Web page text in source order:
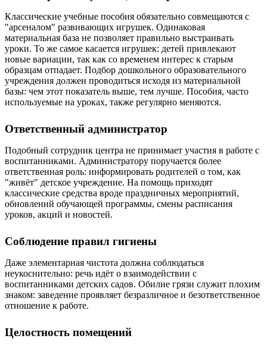
Классические учебные пособия обязательно совмещаются с
"арсеналом" развивающих игрушек. Одинаковая
материальная база не позволяет правильно выстраивать
уроки. То же самое касается игрушек: детей привлекают
новые вариации, так как со временем интерес к старым
образцам отпадает. Подбор дошкольного образовательного
учреждения должен проводиться исходя из материальной
базы: чем этот показатель выше, тем лучше. Пособия, часто
используемые на уроках, также регулярно меняются.
Ответственный администратор
Подобный сотрудник центра не принимает участия в работе с
воспитанниками. Администратору поручается более
ответственная роль: информировать родителей о том, как
"живёт" детское учреждение. На помощь приходят
классические средства вроде праздничных мероприятий,
обновлений обучающей программы, смены расписания
уроков, акций и новостей.
Соблюдение правил гигиены
Даже элементарная чистота должна соблюдаться
неукоснительно: речь идёт о взаимодействии с
воспитанниками детских садов. Обилие грязи служит плохим
знаком: заведение проявляет безразличное и безответственное
отношение к работе.
Целостность помещений